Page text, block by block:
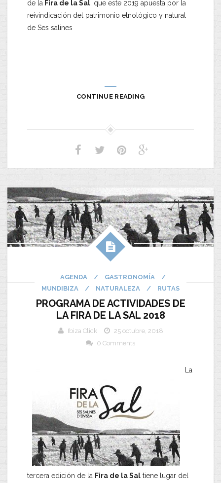
de la Fira de la Sal, que este 2019 apuesta por la
reivindicación del patrimonio etnológico y natural
de Ses salines
CONTINUE READING
AGENDA / GASTRONOMÍA
/
MUNDIBIZA
/ NATURALEZA / RUTAS
PROGRAMA DE ACTIVIDADES DE
LA FIRA DE LA SAL 2018
Ibiza Click
25 octubre, 2018
0 Comments
La
tercera edición de la Fira de la Sal tiene lugar del